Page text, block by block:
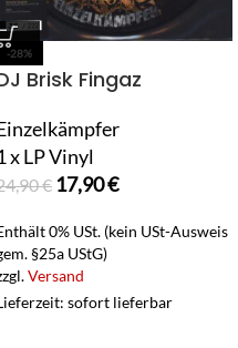
-28%
Brisk Fingaz
x LP Vinyl
€ 17,90€
0% USt. (kein USt-Ausweis
§25a UStG)
Versand
sofort lieferbar